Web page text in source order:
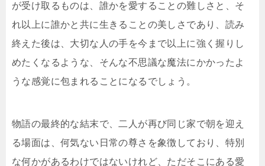
が受け取るものは、誰かを愛することの難しさと、そ
れ以上に誰かと共に生きることの美しさであり、読み
終えた後は、大切な人の手を今まで以上に強く握りし
めたくなるような、そんな不思議な魔法にかかったよ
うな感覚に包まれることになるでしょう。
物語の最終的な結末で、二人が再び同じ家で朝を迎え
る場面は、何気ない日常の尊さを象徴しており、特別
な何かがあるわけではないけれど、ただそこにある愛